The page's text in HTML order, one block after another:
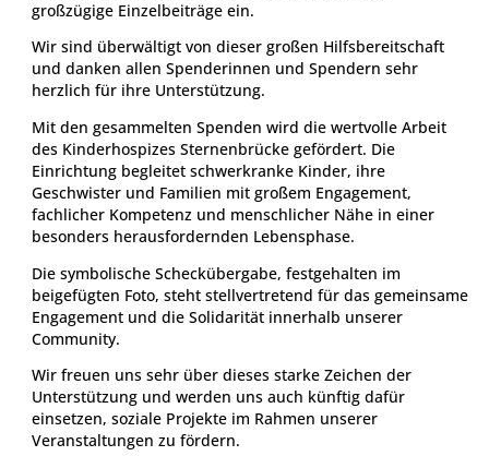
großzügige Einzelbeiträge ein.
Wir sind überwältigt von dieser großen Hilfsbereitschaft
und danken allen Spenderinnen und Spendern sehr
herzlich für ihre Unterstützung.
Mit den gesammelten Spenden wird die wertvolle Arbeit
des Kinderhospizes Sternenbrücke gefördert. Die
Einrichtung begleitet schwerkranke Kinder, ihre
Geschwister und Familien mit großem Engagement,
fachlicher Kompetenz und menschlicher Nähe in einer
besonders herausfordernden Lebensphase.
Die symbolische Scheckübergabe, festgehalten im
beigefügten Foto, steht stellvertretend für das gemeinsame
Engagement und die Solidarität innerhalb unserer
Community.
Wir freuen uns sehr über dieses starke Zeichen der
Unterstützung und werden uns auch künftig dafür
einsetzen, soziale Projekte im Rahmen unserer
Veranstaltungen zu fördern.